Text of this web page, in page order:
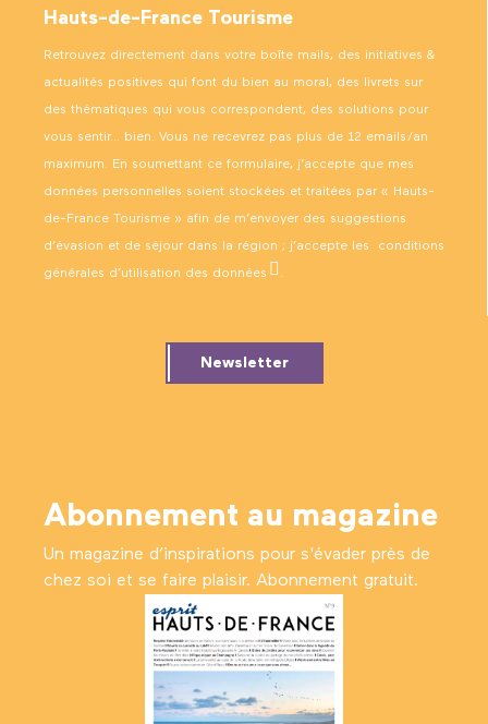
Hauts-de-France Tourisme
Retrouvez directement dans votre boîte mails, des initiatives &
actualités positives qui font du bien au moral, des livrets sur
des thématiques qui vous correspondent, des solutions pour
vous sentir… bien. Vous ne recevrez pas plus de 12 emails/an
maximum. En soumettant ce formulaire, j’accepte que mes
données personnelles soient stockées et traitées par « Hauts-
de-France Tourisme » afin de m’envoyer des suggestions
d’évasion et de séjour dans la région ; j’accepte les conditions
générales d’utilisation des données .
Newsletter
Abonnement au magazine
Un magazine d’inspirations pour s'évader près de
chez soi et se faire plaisir. Abonnement gratuit.